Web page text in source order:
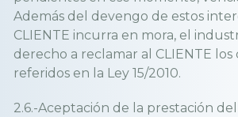
Además del devengo de estos
CLIENTE incurra en mora, el
derecho a reclamar al CLIENTE los
referidos en la Ley 15/2010.
2.6.-Aceptación de la prestación